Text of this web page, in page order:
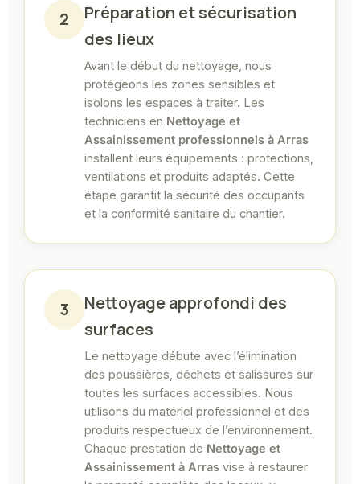
2
Préparation et sécurisation
des lieux
Avant le début du nettoyage, nous
protégeons les zones sensibles et
isolons les espaces à traiter. Les
techniciens en Nettoyage et
Assainissement professionnels à Arras
installent leurs équipements : protections,
ventilations et produits adaptés. Cette
étape garantit la sécurité des occupants
et la conformité sanitaire du chantier.
3
Nettoyage approfondi des
surfaces
Le nettoyage débute avec l’élimination
des poussières, déchets et salissures sur
toutes les surfaces accessibles. Nous
utilisons du matériel professionnel et des
produits respectueux de l’environnement.
Chaque prestation de Nettoyage et
Assainissement à Arras vise à restaurer